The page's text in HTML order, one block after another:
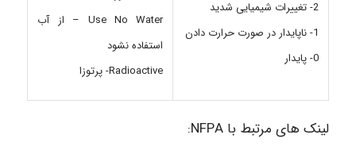
2- تغییرات شیمیایی شدید
1- ناپایدار در صورت حرارت دادن
0- پایدار
Use No Water – از آب
استفاده نشود
Radioactive- پرتوزا
لینک های مرتبط با NFPA: